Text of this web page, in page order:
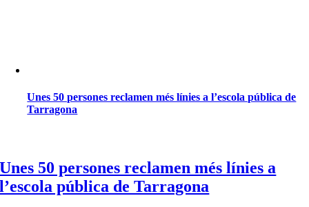
Unes 50 persones reclamen més línies a l’escola pública de
Tarragona
Unes 50 persones reclamen més línies a
l’escola pública de Tarragona